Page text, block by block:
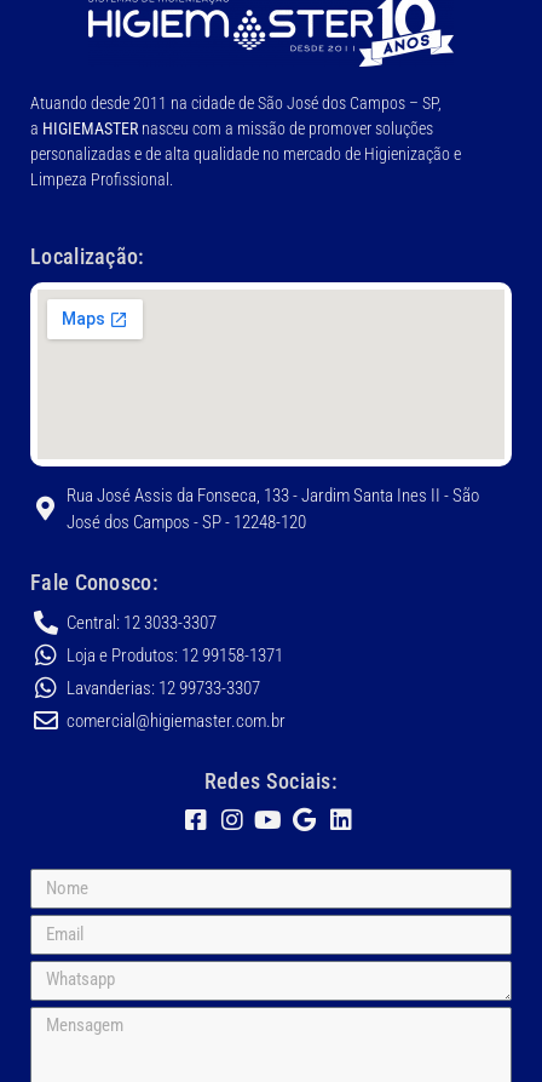
Atuando desde 2011 na cidade de São José dos Campos – SP,
a HIGIEMASTER nasceu com a missão de promover soluções
personalizadas e de alta qualidade no mercado de Higienização e
Limpeza Profissional.
Localização:
Rua José Assis da Fonseca, 133 - Jardim Santa Ines II - São
José dos Campos - SP - 12248-120
Fale Conosco:
Central: 12 3033-3307
Loja e Produtos: 12 99158-1371
Lavanderias: 12 99733-3307
comercial@higiemaster.com.br
Redes Sociais: